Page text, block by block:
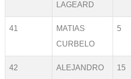
LAGEARD
41
MATIAS
CURBELO
5
42
ALEJANDRO
15